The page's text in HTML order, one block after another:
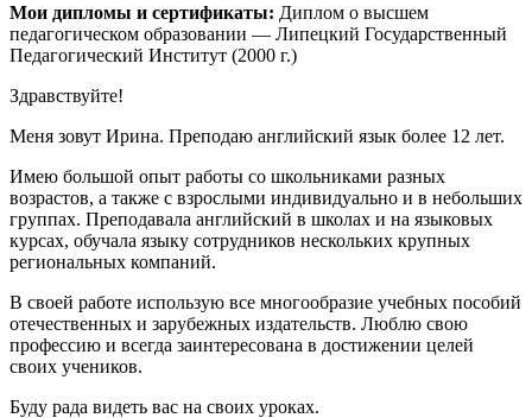
Мои дипломы и сертификаты: Диплом о высшем
педагогическом образовании — Липецкий Государственный
Педагогический Институт (2000 г.)
Здравствуйте!
Меня зовут Ирина. Преподаю английский язык более 12 лет.
Имею большой опыт работы со школьниками разных
возрастов, а также с взрослыми индивидуально и в небольших
группах. Преподавала английский в школах и на языковых
курсах, обучала языку сотрудников нескольких крупных
региональных компаний.
В своей работе использую все многообразие учебных пособий
отечественных и зарубежных издательств. Люблю свою
профессию и всегда заинтересована в достижении целей
своих учеников.
Буду рада видеть вас на своих уроках.